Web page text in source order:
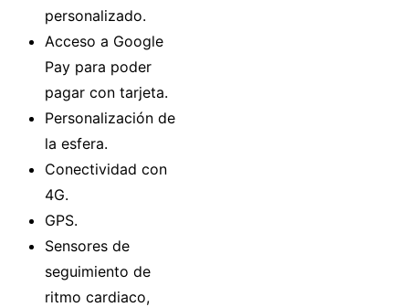
personalizado.
Acceso a Google
Pay para poder
pagar con tarjeta.
Personalización de
la esfera.
Conectividad con
4G.
GPS.
Sensores de
seguimiento de
ritmo cardiaco,